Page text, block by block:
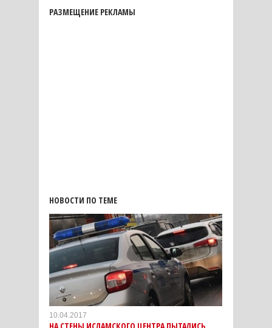
РАЗМЕЩЕНИЕ РЕКЛАМЫ
НОВОСТИ ПО ТЕМЕ
10.04.2017